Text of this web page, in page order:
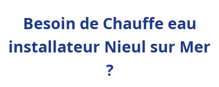
Besoin de Chauffe eau
installateur Nieul sur Mer
?